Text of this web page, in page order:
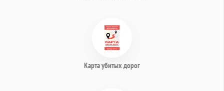
Карта убитых дорог